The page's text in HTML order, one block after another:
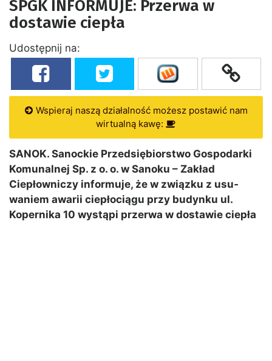
SPGK INFORMUJE: Przerwa w
dostawie ciepła
Udostępnij na:
Wspieraj naszą działalność możesz postawić nam
wirtualną kawę:
SANOK. Sanockie Przedsiębiorstwo Gospodarki
Komunalnej Sp. z o. o. w Sanoku – Zakład
Ciepłowniczy informuje, że w związku z usu­
waniem awarii ciepłociągu przy budynku ul.
Kopernika 10 wystąpi przerwa w dostawie ciepła